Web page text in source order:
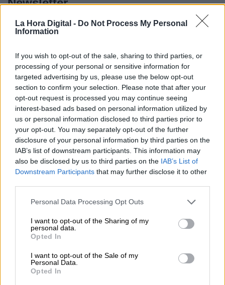
La Hora Digital - Do Not Process My Personal
Information
If you wish to opt-out of the sale, sharing to third parties, or
processing of your personal or sensitive information for
targeted advertising by us, please use the below opt-out
section to confirm your selection. Please note that after your
opt-out request is processed you may continue seeing
interest-based ads based on personal information utilized by
us or personal information disclosed to third parties prior to
your opt-out. You may separately opt-out of the further
disclosure of your personal information by third parties on the
IAB’s list of downstream participants. This information may
also be disclosed by us to third parties on the IAB’s List of
Downstream Participants that may further disclose it to other
Personal Data Processing Opt Outs
I want to opt-out of the Sharing of my
personal data.
Opted In
I want to opt-out of the Sale of my
Personal Data.
Opted In
Newsletter
De acuerdo con lo establecido por la legislación de protección de datos,
información relacionada con la actividad de amparándose este último
en el consentimiento del interesado, al rellenar y enviar el formulario y
al marcar la casilla aceptando las condiciones de uso. Sus datos de
carácter personal serán conservados hasta que cancele su suscripción
a la Newsletter de La Hora Digital.
Respecto a todos los tratamientos
Comunicación de datos a terceros
No se cederán datos a terceros salvo obligación legal. Sin embargo, es
servicios, exclusivamente para el correcto funcionamiento de la
podrían realizarse, se harán como encargo de tratamiento por parte de
dichos terceros, para la prestación de servicios a , por ejemplo para la
prestación de servicios de asesoramiento fiscal podrá contratar con
por parte del tercero a la información de carácter personal o en el caso
de que contrate los servicios de alojamiento de hosting con un tercero.
En este sentido, contará con los correspondientes contratos de